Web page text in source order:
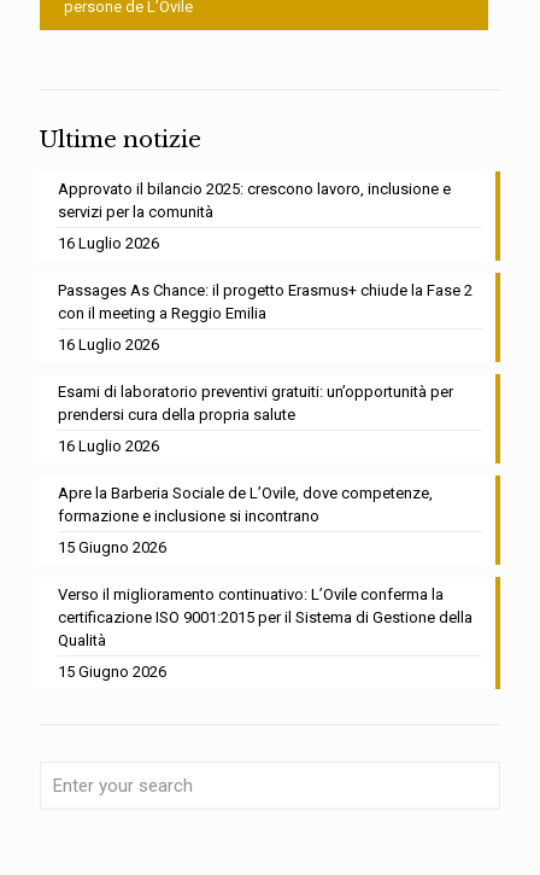
persone de L’Ovile
Ultime notizie
Approvato il bilancio 2025: crescono lavoro, inclusione e
servizi per la comunità
16 Luglio 2026
Passages As Chance: il progetto Erasmus+ chiude la Fase 2
con il meeting a Reggio Emilia
16 Luglio 2026
Esami di laboratorio preventivi gratuiti: un’opportunità per
prendersi cura della propria salute
16 Luglio 2026
Apre la Barberia Sociale de L’Ovile, dove competenze,
formazione e inclusione si incontrano
15 Giugno 2026
Verso il miglioramento continuativo: L’Ovile conferma la
certificazione ISO 9001:2015 per il Sistema di Gestione della
Qualità
15 Giugno 2026